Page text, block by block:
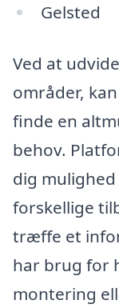
Gelsted
Ved at
områder,
finde en
behov.
dig
forskellige
træffe et
har brug for
montering